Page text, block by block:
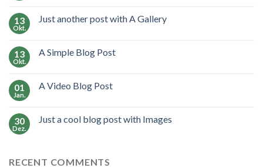
13
Okt.
Just another post with A Gallery
13
Okt.
A Simple Blog Post
01
Jan.
A Video Blog Post
30
Dez.
Just a cool blog post with Images
RECENT COMMENTS